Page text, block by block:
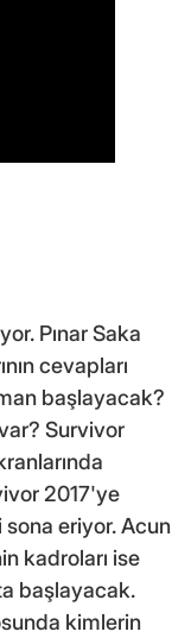
Pınar Saka
cevapları
başlayacak?
Survivor
2017'ye
sona eriyor. Acun
kadroları ise
başlayacak.
kimlerin